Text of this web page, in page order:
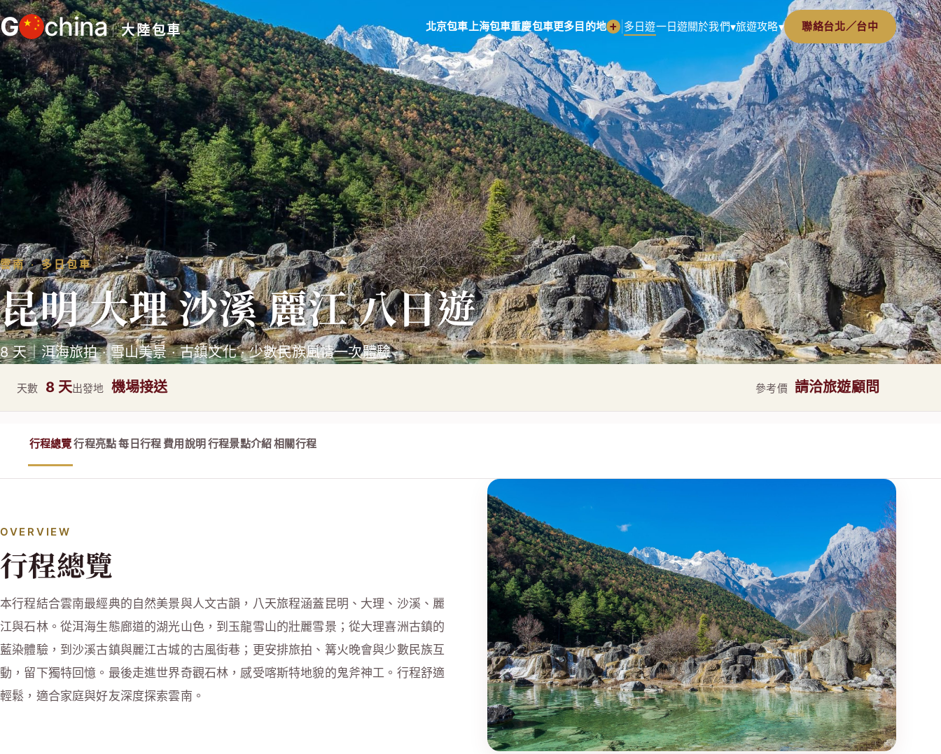
跳
至
主
要
內
容
G china 大陸包車 北京包車上海包車重慶包車更多目的地 | 多日遊一日遊關於我們▾旅遊攻略▾ 聯絡台北／台中
雲南 ‧ 多日包車
昆明 大理 沙溪 麗江 八日遊
8 天｜洱海旅拍 · 雪山美景 · 古鎮文化 · 少數民族風情一次體驗
天數 8 天出發地 機場接送 參考價 請洽旅遊顧問
行程總覽行程亮點每日行程 費用說明行程景點介紹相關行程
OVERVIEW
行程總覽
本行程結合雲南最經典的自然美景與人文古韻，八天旅程涵蓋昆明、大理、沙溪、麗
江與石林。從洱海生態廊道的湖光山色，到玉龍雪山的壯麗雪景；從大理喜洲古鎮的
藍染體驗，到沙溪古鎮與麗江古城的古風街巷；更安排旅拍、篝火晚會與少數民族互
動，留下獨特回憶。最後走進世界奇觀石林，感受喀斯特地貌的鬼斧神工。行程舒適
輕鬆，適合家庭與好友深度探索雲南。